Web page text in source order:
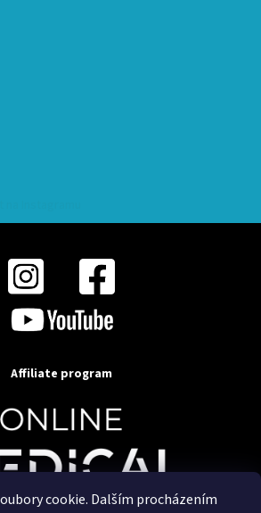
cookie. Dalším procházením
Affiliate program